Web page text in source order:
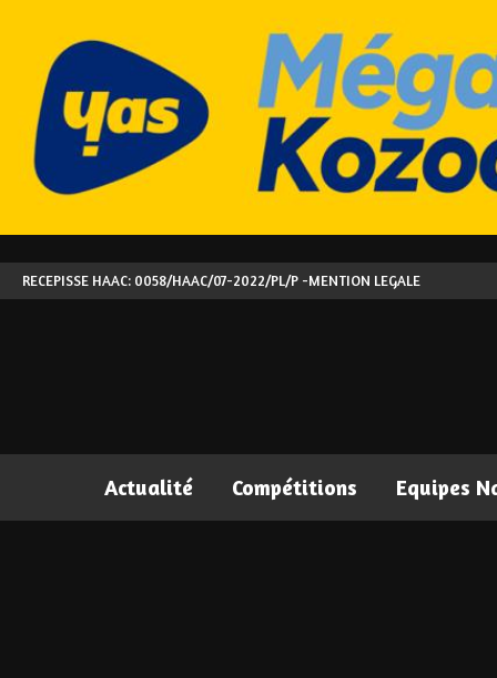
RECEPISSE HAAC: 0058/HAAC/07-2022/PL/P -MENTION LEGALE
Actualité Compétitions Equipes